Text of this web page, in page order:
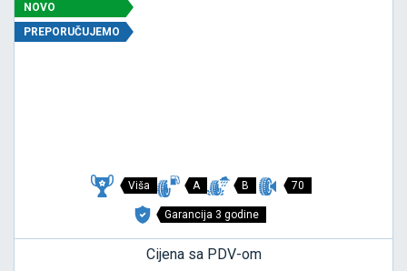
NOVO
PREPORUČUJEMO
Viša A B 70
Garancija 3 godine
Cijena sa PDV-om